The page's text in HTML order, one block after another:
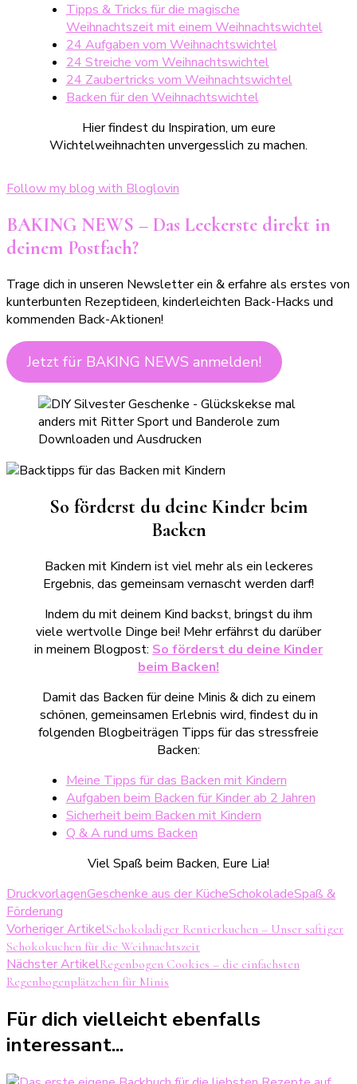
Tipps & Tricks für die magische
Weihnachtszeit mit einem Weihnachtswichtel
24 Aufgaben vom Weihnachtswichtel
24 Streiche vom Weihnachtswichtel
24 Zaubertricks vom Weihnachtswichtel
Backen für den Weihnachtswichtel
Hier findest du Inspiration, um eure
Wichtelweihnachten unvergesslich zu machen.
Follow my blog with Bloglovin
BAKING NEWS – Das Leckerste direkt in
deinem Postfach?
Trage dich in unseren Newsletter ein & erfahre als erstes von
kunterbunten Rezeptideen, kinderleichten Back-Hacks und
kommenden Back-Aktionen!
Jetzt für BAKING NEWS anmelden!
So förderst du deine Kinder beim
Backen
Backen mit Kindern ist viel mehr als ein leckeres
Ergebnis, das gemeinsam vernascht werden darf!
Indem du mit deinem Kind backst, bringst du ihm
viele wertvolle Dinge bei! Mehr erfährst du darüber
in meinem Blogpost: So förderst du deine Kinder
beim Backen!
Damit das Backen für deine Minis & dich zu einem
schönen, gemeinsamen Erlebnis wird, findest du in
folgenden Blogbeiträgen Tipps für das stressfreie
Backen:
Meine Tipps für das Backen mit Kindern
Aufgaben beim Backen für Kinder ab 2 Jahren
Sicherheit beim Backen mit Kindern
Q & A rund ums Backen
Viel Spaß beim Backen, Eure Lia!
DruckvorlagenGeschenke aus der KücheSchokoladeSpaß &
Förderung
Beitragsnavigation
Vorheriger ArtikelSchokoladiger Rentierkuchen – Unser saftiger
Schokokuchen für die Weihnachtszeit
Nächster ArtikelRegenbogen Cookies – die einfachsten
Regenbogenplätzchen für Minis
Für dich vielleicht ebenfalls
interessant...